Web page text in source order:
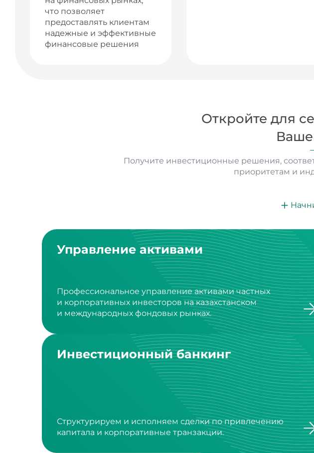
что позволяет
предоставлять клиентам
надежные и эффективные
финансовые решения
Откройте для
Получите инвестиционные решения,
приоритетам и
Управление активами
Профессиональное управление активами частных
и корпоративных инвесторов на казахстанском
и международных фондовых рынках.
Инвестиционный банкинг
Структурируем и исполняем сделки по привлечению
капитала и корпоративные транзакции.